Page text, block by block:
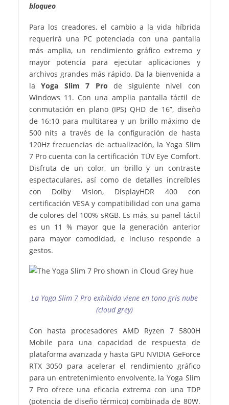
bloqueo
Para los creadores, el cambio a la vida híbrida
requerirá una PC potenciada con una pantalla
más amplia, un rendimiento gráfico extremo y
mayor potencia para ejecutar aplicaciones y
archivos grandes más rápido. Da la bienvenida a
la Yoga Slim 7 Pro de siguiente nivel con
Windows 11. Con una amplia pantalla táctil de
conmutación en plano (IPS) QHD de 16”, diseño
de 16:10 para multitarea y un brillo máximo de
500 nits a través de la configuración de hasta
120Hz frecuencias de actualización, la Yoga Slim
7 Pro cuenta con la certificación TÜV Eye Comfort.
Disfruta de un color, un brillo y un contraste
espectaculares, así como de detalles increíbles
con Dolby Vision, DisplayHDR 400 con
certificación VESA y compatibilidad con una gama
de colores del 100% sRGB. Es más, su panel táctil
es un 11 % mayor que la generación anterior
para mayor comodidad, e incluso responde a
gestos.
La Yoga Slim 7 Pro exhibida viene en tono gris nube
(cloud grey)
Con hasta procesadores AMD Ryzen 7 5800H
Mobile para una capacidad de respuesta de
plataforma avanzada y hasta GPU NVIDIA GeForce
RTX 3050 para acelerar el rendimiento gráfico
para un entretenimiento envolvente, la Yoga Slim
7 Pro ofrece una eficacia extrema con una TDP
(potencia de diseño térmico) combinada de 80W.